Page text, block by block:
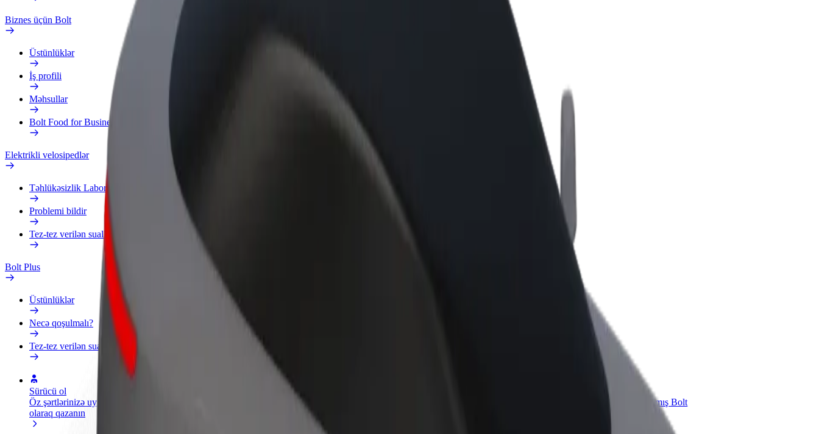
Biznes üçün Bolt
Üstünlüklər
İş profili
Məhsullar
Bolt Food for Business
Elektrikli velosipedlər
Təhlükəsizlik Laboratoriyası
Problemi bildir
Tez-tez verilən suallar
Bolt Plus
Üstünlüklər
Necə qoşulmalı?
Tez-tez verilən suallar
Sürücü ol
Öz şərtlərinizə uyğun
olaraq qazanın
Restoran və ya mağaza əlavə
Daha çox müştəri cəlb edin və
Biznesiniz üçün miqyaslandırılmış Bolt
məhsul və xidmətləri